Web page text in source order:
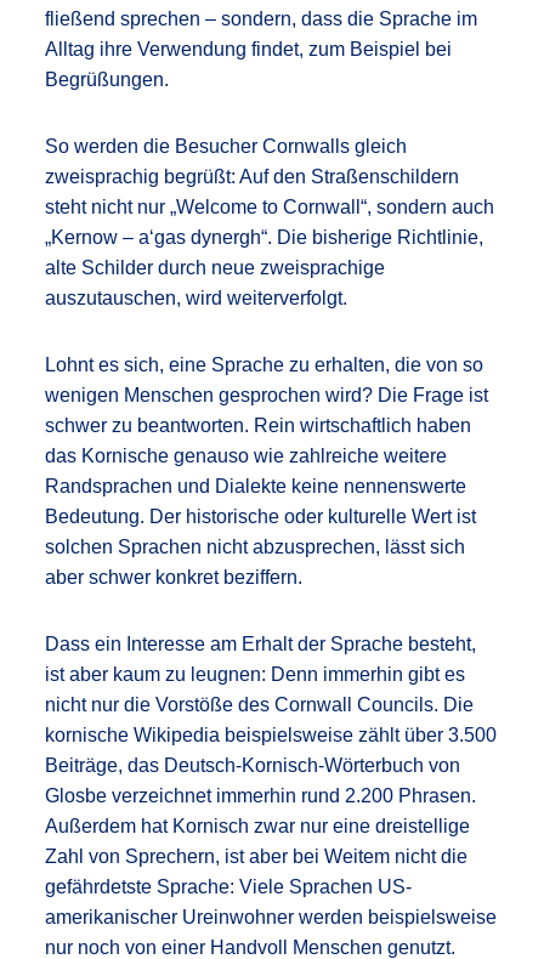
fließend sprechen – sondern, dass die Sprache im
Alltag ihre Verwendung findet, zum Beispiel bei
Begrüßungen.
So werden die Besucher Cornwalls gleich
zweisprachig begrüßt: Auf den Straßenschildern
steht nicht nur „Welcome to Cornwall“, sondern auch
„Kernow – a‘gas dynergh“. Die bisherige Richtlinie,
alte Schilder durch neue zweisprachige
auszutauschen, wird weiterverfolgt.
Lohnt es sich, eine Sprache zu erhalten, die von so
wenigen Menschen gesprochen wird? Die Frage ist
schwer zu beantworten. Rein wirtschaftlich haben
das Kornische genauso wie zahlreiche weitere
Randsprachen und Dialekte keine nennenswerte
Bedeutung. Der historische oder kulturelle Wert ist
solchen Sprachen nicht abzusprechen, lässt sich
aber schwer konkret beziffern.
Dass ein Interesse am Erhalt der Sprache besteht,
ist aber kaum zu leugnen: Denn immerhin gibt es
nicht nur die Vorstöße des Cornwall Councils. Die
kornische Wikipedia beispielsweise zählt über 3.500
Beiträge, das Deutsch-Kornisch-Wörterbuch von
Glosbe verzeichnet immerhin rund 2.200 Phrasen.
Außerdem hat Kornisch zwar nur eine dreistellige
Zahl von Sprechern, ist aber bei Weitem nicht die
gefährdetste Sprache: Viele Sprachen US-
amerikanischer Ureinwohner werden beispielsweise
nur noch von einer Handvoll Menschen genutzt.